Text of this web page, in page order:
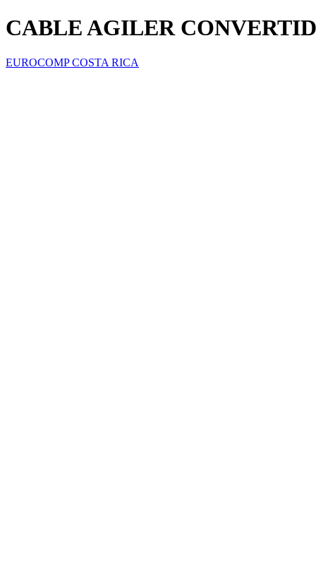
CABLE AGILER
EUROCOMP COSTA RICA